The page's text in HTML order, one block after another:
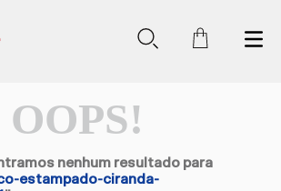
OOPS!
nenhum resultado para
estampado-ciranda-